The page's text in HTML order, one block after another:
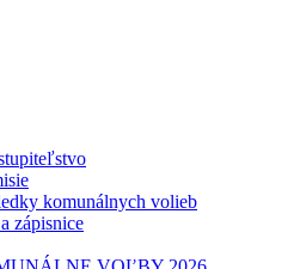
komunálnych volieb
zápisnice